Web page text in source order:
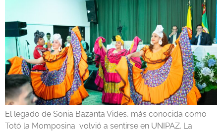
El legado de Sonia Bazanta Vides, más conocida como
Totó la Momposina volvió a sentirse en UNIPAZ. La